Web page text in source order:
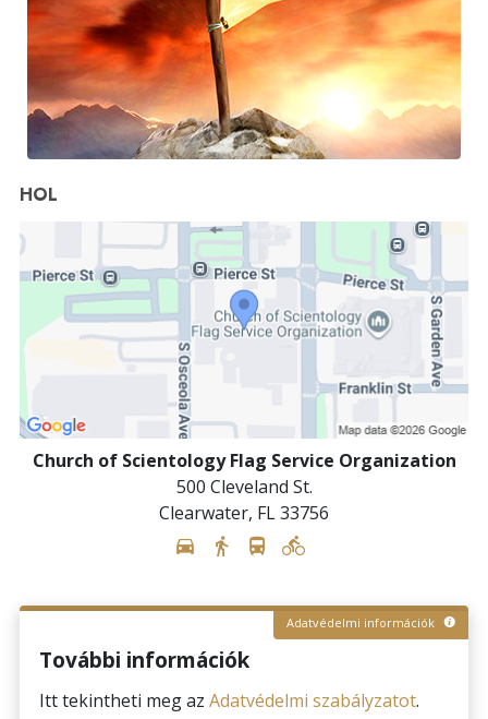
HOL
Church of Scientology Flag Service Organization
500 Cleveland St.
Clearwater, FL33756
Adatvédelmi információk
További információk
Itt tekintheti meg az Adatvédelmi szabályzatot.